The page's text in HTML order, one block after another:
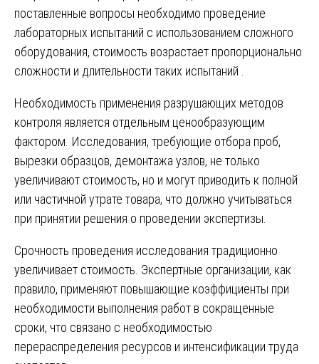
поставленные вопросы необходимо проведение
лабораторных испытаний с использованием сложного
оборудования, стоимость возрастает пропорционально
сложности и длительности таких испытаний .
Необходимость применения разрушающих методов
контроля является отдельным ценообразующим
фактором. Исследования, требующие отбора проб,
вырезки образцов, демонтажа узлов, не только
увеличивают стоимость, но и могут приводить к полной
или частичной утрате товара, что должно учитываться
при принятии решения о проведении экспертизы.
Срочность проведения исследования традиционно
увеличивает стоимость. Экспертные организации, как
правило, применяют повышающие коэффициенты при
необходимости выполнения работ в сокращенные
сроки, что связано с необходимостью
перераспределения ресурсов и интенсификации труда